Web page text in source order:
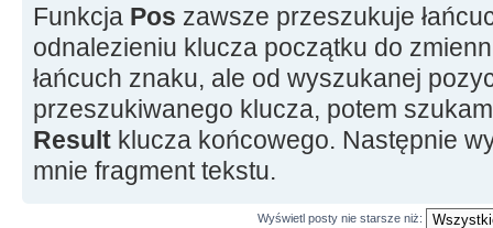
Result=Text.SubString(
Text.Length() ); // x +
int y=Result.Pos(k2) ;
if(y>0)
{
returnResult.
Funkcja Pos zawsze przeszukuje
odnalezieniu klucza początku do
łańcuch znaku, ale od wyszukanej
przeszukiwanego klucza, potem
Result klucza końcowego. Następnie
mnie fragment tekstu.
Wyświetl posty nie starsze niż: